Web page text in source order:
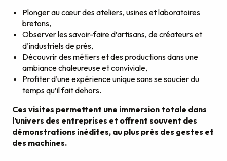
Plonger au cœur des ateliers, usines et laboratoires
bretons,
Observer les savoir-faire d’artisans, de créateurs et
d’industriels de près,
Découvrir des métiers et des productions dans une
ambiance chaleureuse et conviviale,
Profiter d’une expérience unique sans se soucier du
temps qu’il fait dehors.
Ces visites permettent une immersion totale dans
l’univers des entreprises et offrent souvent des
démonstrations inédites, au plus près des gestes et
des machines.